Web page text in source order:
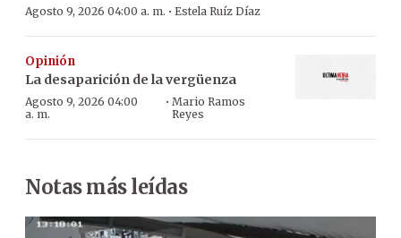
Agosto 9, 2026 04:00 a. m. · Estela Ruíz Díaz
Opinión
La desaparición de la vergüenza
Agosto 9, 2026 04:00
a. m.
· Mario Ramos
Reyes
Notas más leídas